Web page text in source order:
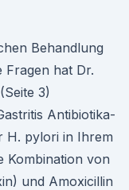
Behandlung
Fragen hat Dr.
3)
Antibiotika-
H. pylori in Ihrem
Kombination von
und Amoxicillin